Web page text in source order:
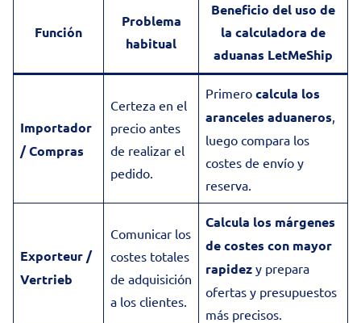
Función
Problema
habitual
Beneficio del uso de
la calculadora de
aduanas LetMeShip
Importador
/ Compras
Certeza en el
precio antes
de realizar el
pedido.
Primero calcula los
aranceles aduaneros,
luego compara los
costes de envío y
reserva.
Exporteur /
Vertrieb
Comunicar los
costes totales
de adquisición
a los clientes.
Calcula los márgenes
de costes con mayor
rapidez y prepara
ofertas y presupuestos
más precisos.